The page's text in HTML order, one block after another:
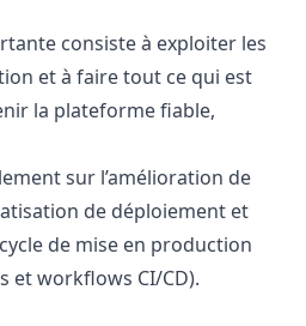
consiste à exploiter les
et à faire tout ce qui est
la plateforme fiable,
sur l’amélioration de
de déploiement et
de mise en production
et workflows CI/CD).